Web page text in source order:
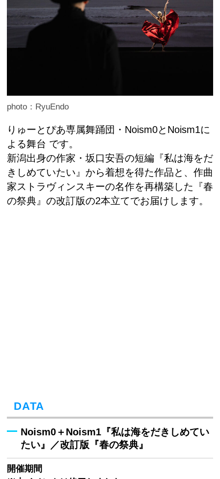
photo：RyuEndo
りゅーとぴあ専属舞踊団・Noism0とNoism1に
よる舞台 です。
新潟出身の作家・坂口安吾の短編『私は海をだ
きしめていたい』から着想を得た作品と、作曲
家ストラヴィンスキーの名作を再構築した『春
の祭典』の改訂版の2本立てでお届けします。
DATA
Noism0＋Noism1『私は海をだきしめてい
たい』／改訂版『春の祭典』
開催期間